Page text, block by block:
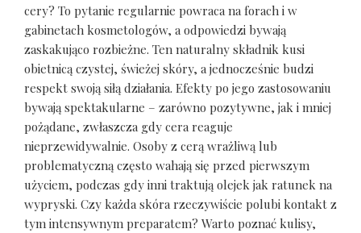
cery? To pytanie regularnie powraca na forach i w
gabinetach kosmetologów, a odpowiedzi bywają
zaskakująco rozbieżne. Ten naturalny składnik kusi
obietnicą czystej, świeżej skóry, a jednocześnie budzi
respekt swoją siłą działania. Efekty po jego zastosowaniu
bywają spektakularne – zarówno pozytywne, jak i mniej
pożądane, zwłaszcza gdy cera reaguje
nieprzewidywalnie. Osoby z cerą wrażliwą lub
problematyczną często wahają się przed pierwszym
użyciem, podczas gdy inni traktują olejek jak ratunek na
wypryski. Czy każda skóra rzeczywiście polubi kontakt z
tym intensywnym preparatem? Warto poznać kulisy,